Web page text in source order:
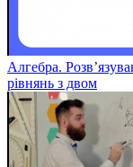
Алгебра.
рівнянь з двом